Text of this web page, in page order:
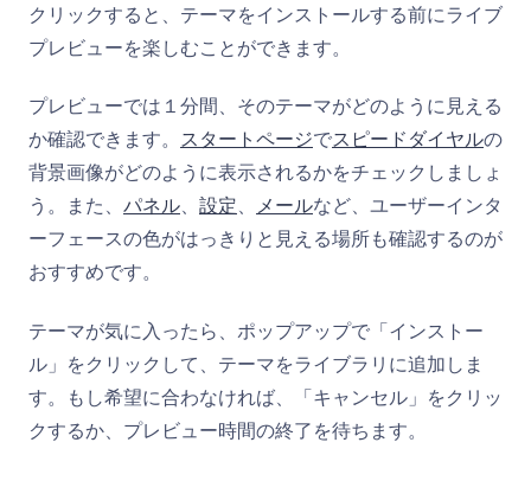
クリックすると、テーマをインストールする前にライブ
プレビューを楽しむことができます。
プレビューでは１分間、そのテーマがどのように見える
か確認できます。 スタートページでスピードダイヤルの
背景画像がどのように表示されるかをチェックしましょ
う。また、 パネル、 設定、 メールなど、ユーザーインタ
ーフェースの色がはっきりと見える場所も確認するのが
おすすめです。
テーマが気に入ったら、ポップアップで「インストー
ル」をクリックして、テーマをライブラリに追加しま
す。もし希望に合わなければ、「キャンセル」をクリッ
クするか、プレビュー時間の終了を待ちます。